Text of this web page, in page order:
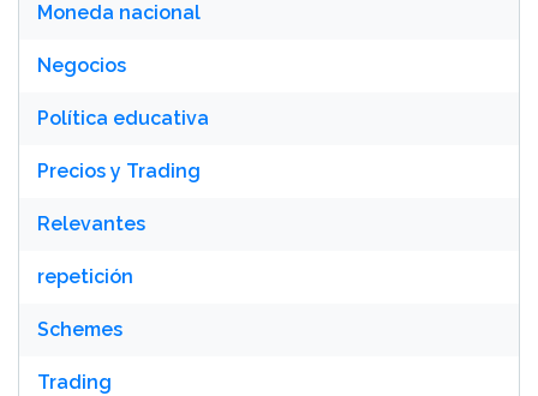
Moneda nacional
Negocios
Política educativa
Precios y Trading
Relevantes
repetición
Schemes
Trading